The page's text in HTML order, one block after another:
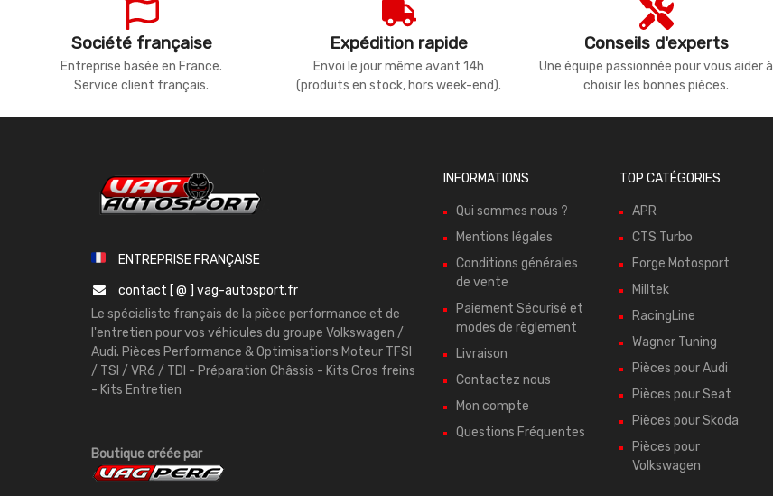
Société française
Entreprise basée en France.
Service client français.
Expédition rapide
Envoi le jour même avant 14h
(produits en stock, hors week-end).
Conseils d'experts
Une équipe passionnée pour vous aider à
choisir les bonnes pièces.
ENTREPRISE FRANÇAISE
contact [ @ ] vag-autosport.fr
Le spécialiste français de la pièce performance et de
l'entretien pour vos véhicules du groupe Volkswagen /
Audi. Pièces Performance & Optimisations Moteur TFSI
/ TSI / VR6 / TDI - Préparation Châssis - Kits Gros freins
- Kits Entretien
Boutique créée par
INFORMATIONS
Qui sommes nous ?
Mentions légales
Conditions générales
de vente
Paiement Sécurisé et
modes de règlement
Livraison
Contactez nous
Mon compte
Questions Fréquentes
TOP CATÉGORIES
APR
CTS Turbo
Forge Motosport
Milltek
RacingLine
Wagner Tuning
Pièces pour Audi
Pièces pour Seat
Pièces pour Skoda
Pièces pour
Volkswagen